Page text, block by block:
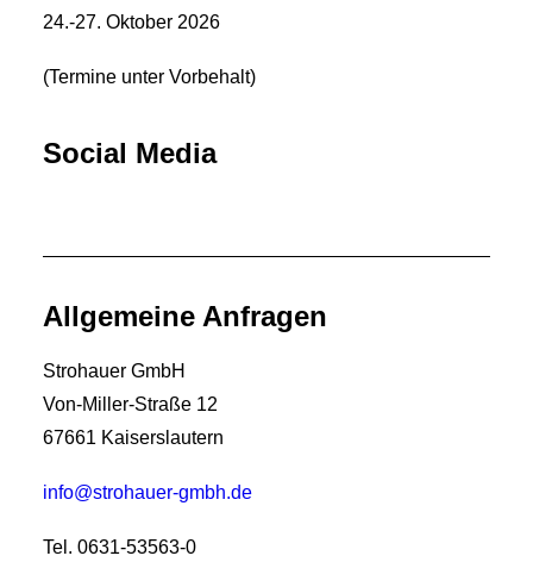
24.-27. Oktober 2026
(Termine unter Vorbehalt)
Social Media
Allgemeine Anfragen
Strohauer GmbH
Von-Miller-Straße 12
67661 Kaiserslautern
info@strohauer-gmbh.de
Tel. 0631-53563-0